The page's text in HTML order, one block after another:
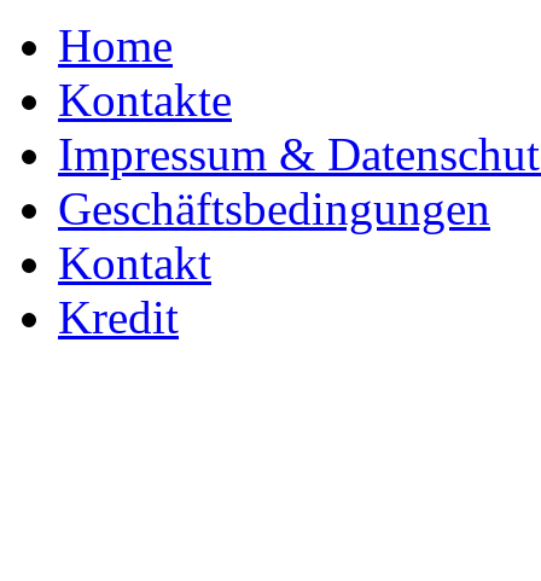
Home
Kontakte
Impressum &
Geschäftsbedingungen
Kontakt
Kredit